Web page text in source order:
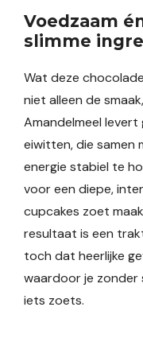
Voedzaam
slimme
Wat deze
niet alleen de
Amandelmeel
eiwitten, die samen
energie stabiel te
voor een diepe,
cupcakes zoet
resultaat is een
toch dat heerlijke
waardoor je zonder
iets zoets.